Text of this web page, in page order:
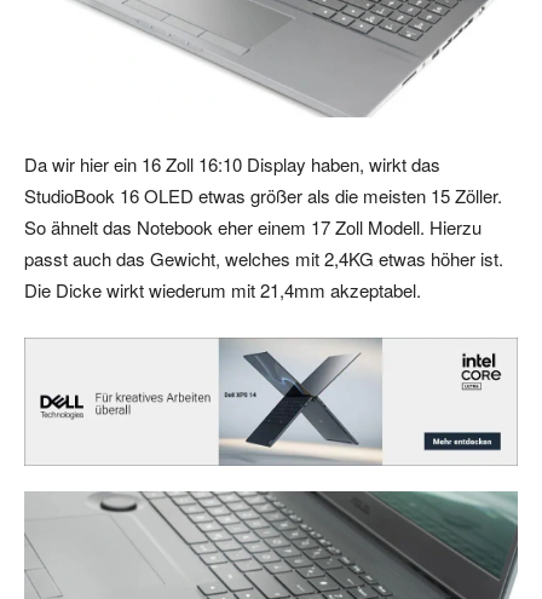
Da wir hier ein 16 Zoll 16:10 Display haben, wirkt das
StudioBook 16 OLED etwas größer als die meisten 15 Zöller.
So ähnelt das Notebook eher einem 17 Zoll Modell. Hierzu
passt auch das Gewicht, welches mit 2,4KG etwas höher ist.
Die Dicke wirkt wiederum mit 21,4mm akzeptabel.